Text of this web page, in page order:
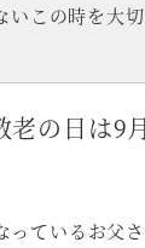
いこの時を大
老の日は9
っているお父